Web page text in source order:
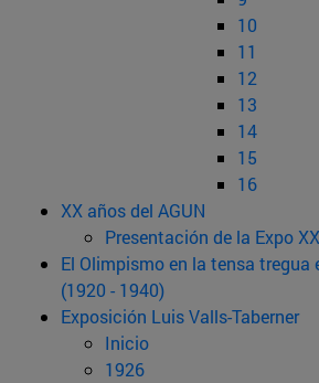
10
11
12
13
14
15
16
XX años del AGUN
Presentación de la Expo XX
El Olimpismo en la tensa tregua
(1920 - 1940)
Exposición Luis Valls-Taberner
Inicio
1926